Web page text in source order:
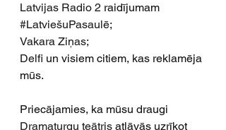
Latvijas Radio 2 raidījumam
#LatviešuPasaulē;
Vakara Ziņas;
Delfi un visiem citiem, kas reklamēja
mūs.
Priecājamies, ka mūsu draugi
Dramaturgu teātris atļāvās uzrīkot